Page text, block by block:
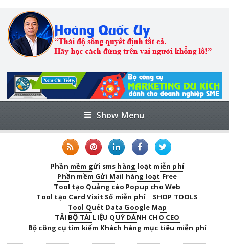
Show Menu
Phần mềm gửi sms hàng loạt miễn phí
Phần mềm Gửi Mail hàng loạt Free
Tool tạo Quảng cáo Popup cho Web
Tool tạo Card Visit Số miễn phí
SHOP TOOLS
Tool Quét Data Google Map
TẢI BỘ TÀI LIỆU QUÝ DÀNH CHO CEO
Bộ công cụ tìm kiếm Khách hàng mục tiêu miễn phí